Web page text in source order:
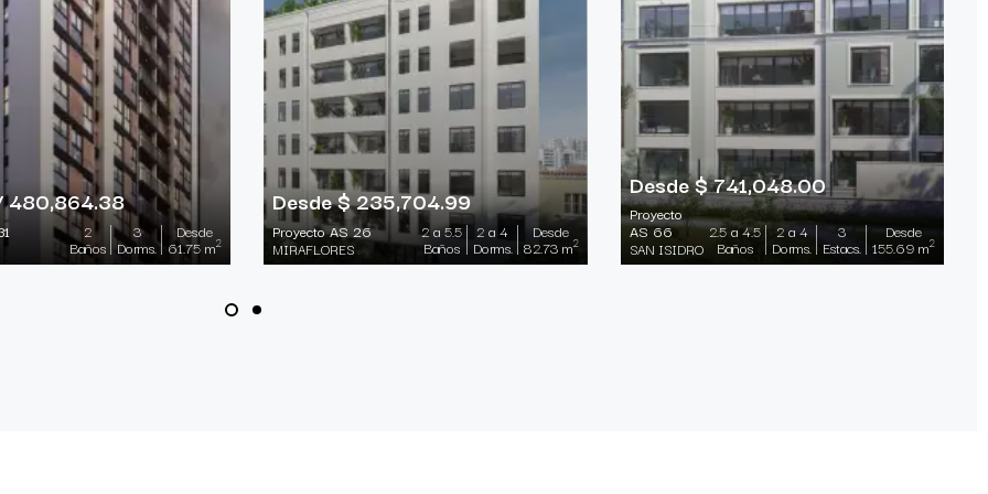
480,864.38
2
Baños
3
Dorms.
Desde
61.75 m2
Desde $ 235,704.99
Proyecto AS 26
MIRAFLORES
2 a 5.5
Baños
2 a 4
Dorms.
Desde
82.73 m2
Desde $ 741,048.00
Proyecto
AS 66
SAN ISIDRO
2.5 a 4.5
Baños
2 a 4
Dorms.
3
Estacs.
Desde
155.69 m2